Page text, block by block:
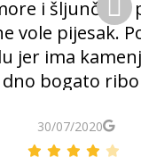
idealno
su
ali baš to
i ježevima i
Vrlo
je tu
ju